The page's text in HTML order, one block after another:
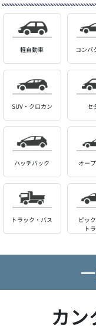
軽自動車 コンパ
SUV・クロカン セ
ハッチバック オー
トラック・バス
ピッ
ト
カ